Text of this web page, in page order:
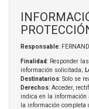
Responsable:
Finalidad: Responder
información solicitada;
Destinatarios: Solo se
Derechos: Acceder,
indica en la información
la información completa